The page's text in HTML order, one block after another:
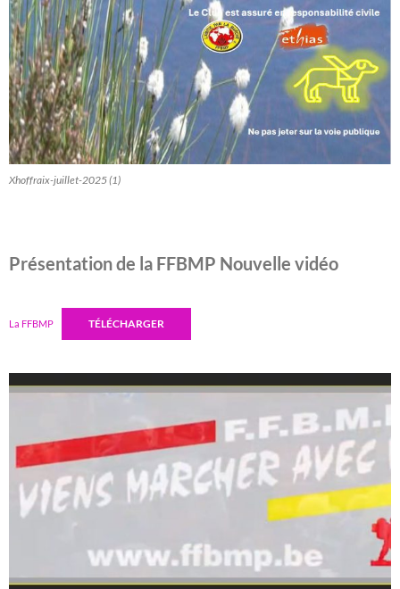
Xhoffraix-juillet-2025 (1)
Présentation de la FFBMP Nouvelle vidéo
La FFBMP TÉLÉCHARGER